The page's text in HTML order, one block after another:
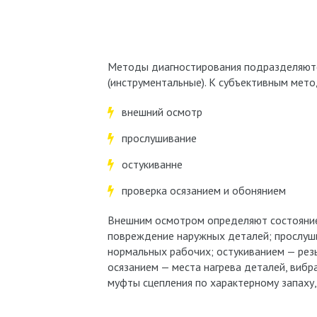
Методы диагностирования
(инструментальные). К субъективным
внешний осмотр
прослушивание
остукиванне
проверка осязанием и обонянием
Внешним осмотром определяют
повреждение наружных деталей;
нормальных рабочих; остукиванием —
осязанием — места нагрева деталей,
муфты сцепления по характерному